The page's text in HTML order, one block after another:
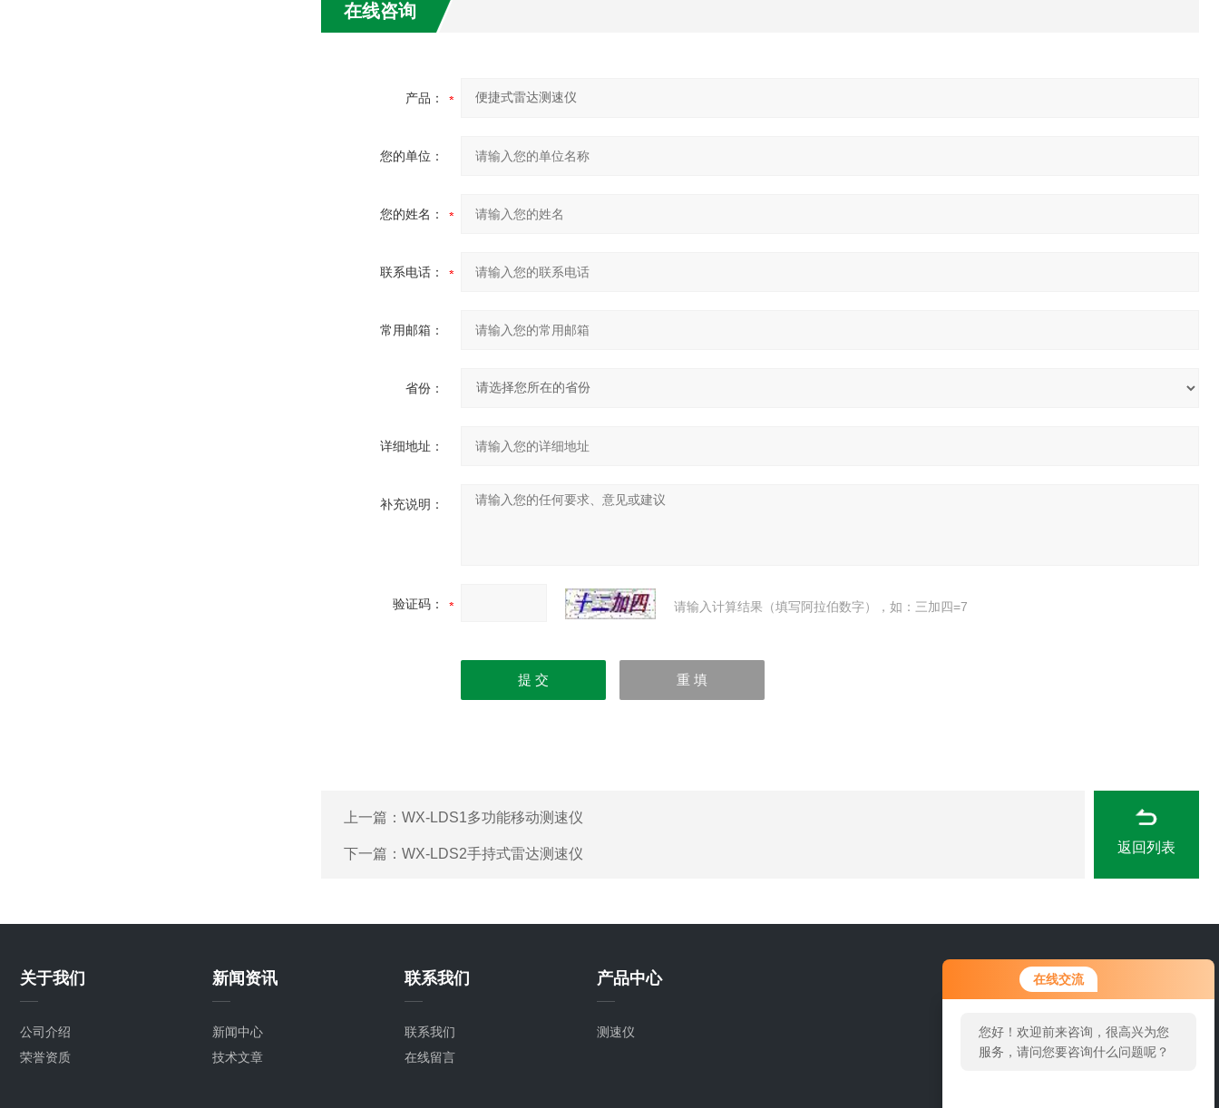
在线交流
您好！欢迎前来咨询，很高兴为您
服务，请问您要咨询什么问题呢？
您好，看您停留很久了，是否找到
了需求产品，您可以直接在线与我
在线咨询
产品：
您的单位：
您的姓名：
联系电话：
常用邮箱：
省份：
详细地址：
补充说明：
验证码： 请输入计算结果（填写阿拉伯数字），如：三加四=7
上一篇： WX-LDS1多功能移动测速仪
下一篇： WX-LDS2手持式雷达测速仪 返回列表
关于我们
公司介绍
荣誉资质
新闻资讯
新闻中心
技术文章
联系我们
联系我们
在线留言
产品中心
测速仪
15666889815